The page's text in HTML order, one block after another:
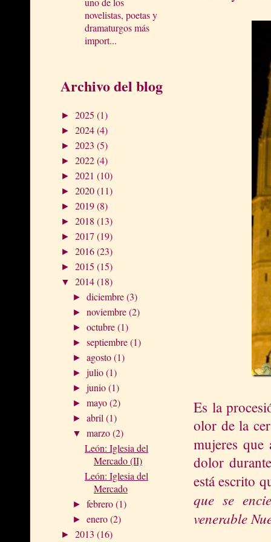
novelistas, poetas y
dramaturgos más
import...
Archivo del blog
► 2025 (1)
► 2024(4)
► 2023 (5)
► 2022(4)
► 2021 (10)
► 2020(11)
► 2019(8)
► 2018 (13)
► 2017 (19)
► 2016(23)
► 2015 (15)
▼ 2014(18)
►diciembre(3)
►noviembre(2)
►octubre(1)
►septiembre(1)
►agosto(1)
►julio(1)
►junio(1)
►mayo(2)
►abril(1)
▼marzo(2)
León: Iglesia del
Mercado (II)
León: Iglesia del
Mercado
►febrero(1)
►enero(2)
► 2013 (16)
Es la
olor de la
mujeres
dolor
está escrito
que se
venerable